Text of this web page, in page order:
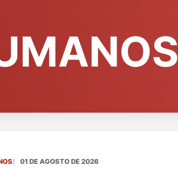
01 DE AGOSTO DE 2026